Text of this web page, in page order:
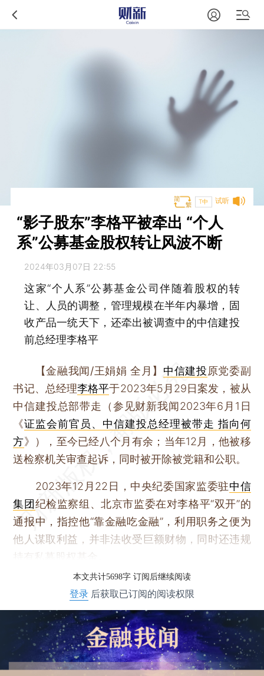
试听
T中
“影子股东”李格平被牵出 “个人
系”公募基金股权转让风波不断
2024年03月07日 22:55
这家“个人系”公募基金公司伴随着股权的转
让、人员的调整，管理规模在半年内暴增，固
收产品一统天下，还牵出被调查中的中信建投
前总经理李格平
【金融我闻/王娟娟 全月】 中信建投原党委副
书记、总经理李格平于2023年5月29日案发，被从
中信建投总部带走（参见财新我闻2023年6月1日
《证监会前官员、中信建投总经理被带走 指向何
方》），至今已经八个月有余；当年12月，他被移
送检察机关审查起诉，同时被开除被党籍和公职。
2023年12月22日，中央纪委国家监委驻中信
集团纪检监察组、北京市监委在对李格平“双开”的
通报中，指控他“靠金融吃金融”，利用职务之便为
他人谋取利益，并非法收受巨额财物，同时还违规
持有私募股权基金。
本文共计5698字 订阅后继续阅读
登录 后获取已订阅的阅读权限